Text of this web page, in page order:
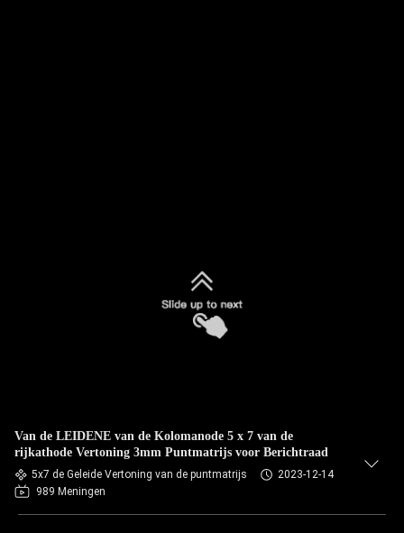
Van de LEIDENE van de Kolomanode 5 x 7 van de
rijkathode Vertoning 3mm Puntmatrijs voor Berichtraad
5x7 de Geleide Vertoning van de puntmatrijs
2023-12-14
989 Meningen